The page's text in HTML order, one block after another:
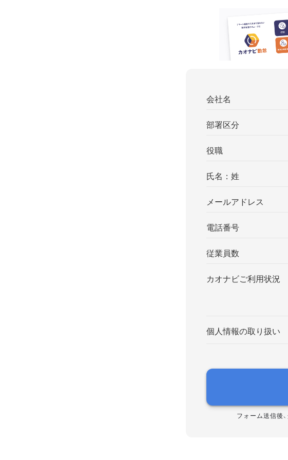
会社名
部署区分
役職
氏名：姓
メールアドレス
電話番号
従業員数
カオナビご利用状況
個人情報の取り扱い
フォーム送信後